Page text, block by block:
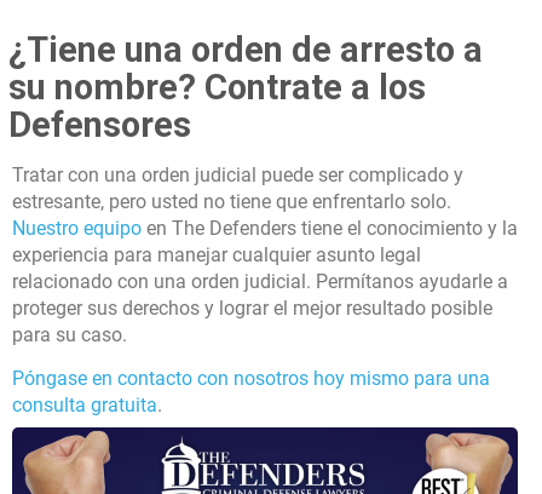
¿Tiene una orden de arresto a
su nombre? Contrate a los
Defensores
Tratar con una orden judicial puede ser complicado y
estresante, pero usted no tiene que enfrentarlo solo.
Nuestro equipo en The Defenders tiene el conocimiento y la
experiencia para manejar cualquier asunto legal
relacionado con una orden judicial. Permítanos ayudarle a
proteger sus derechos y lograr el mejor resultado posible
para su caso.
Póngase en contacto con nosotros hoy mismo para una
consulta gratuita.